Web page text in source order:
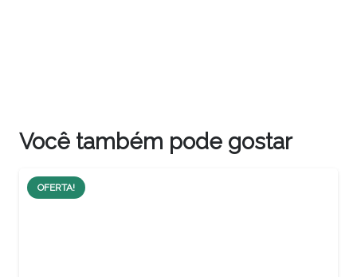
Você também pode gostar